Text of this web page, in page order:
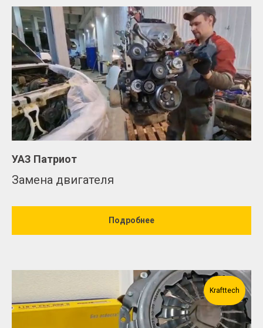
УАЗ Патриот
Замена двигателя
Подробнее
Krafttech